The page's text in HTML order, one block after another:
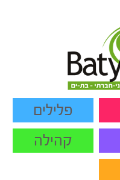
פלילים
קהילה